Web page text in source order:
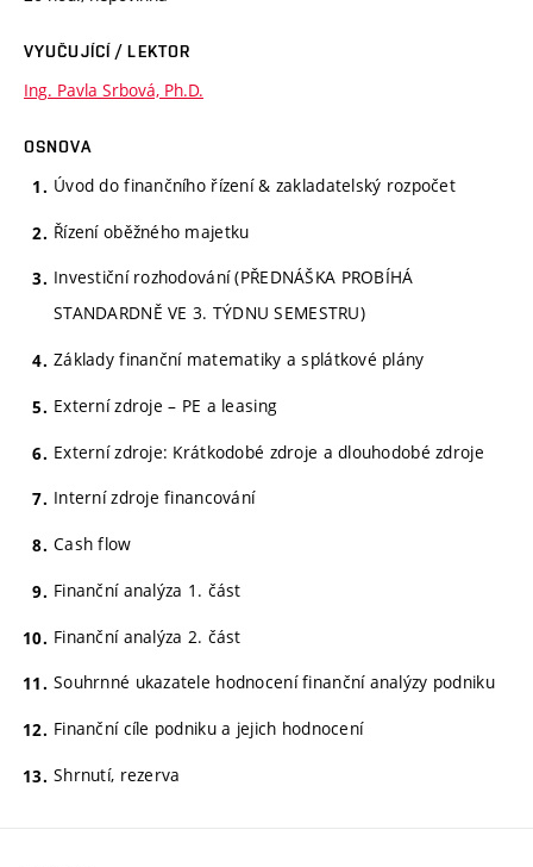
VYUČUJÍCÍ / LEKTOR
Ing. Pavla Srbová, Ph.D.
OSNOVA
Úvod do finančního řízení & zakladatelský rozpočet
Řízení oběžného majetku
Investiční rozhodování (PŘEDNÁŠKA PROBÍHÁ
STANDARDNĚ VE 3. TÝDNU SEMESTRU)
Základy finanční matematiky a splátkové plány
Externí zdroje – PE a leasing
Externí zdroje: Krátkodobé zdroje a dlouhodobé zdroje
Interní zdroje financování
Cash flow
Finanční analýza 1. část
Finanční analýza 2. část
Souhrnné ukazatele hodnocení finanční analýzy podniku
Finanční cíle podniku a jejich hodnocení
Shrnutí, rezerva